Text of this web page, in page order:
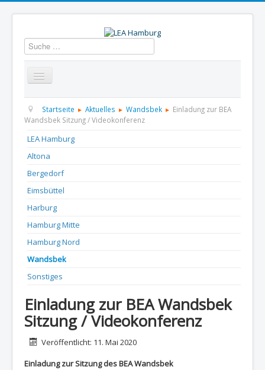
Suchen
Startseite Über uns Aktuelles Termine
Informationen
Kontakt
Startseite Aktuelles Wandsbek
Einladung zur BEA
Wandsbek Sitzung / Videokonferenz
LEA Hamburg
Altona
Bergedorf
Eimsbüttel
Harburg
Hamburg Mitte
Hamburg Nord
Wandsbek
Sonstiges
Einladung zur BEA Wandsbek
Sitzung / Videokonferenz
DetailsVeröffentlicht: 11. Mai 2020
Einladung zur Sitzung des BEA Wandsbek